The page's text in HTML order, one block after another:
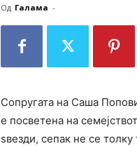
Од Галама -
Сопругата на Саша
е посветена на
ѕвезди, сепак не се